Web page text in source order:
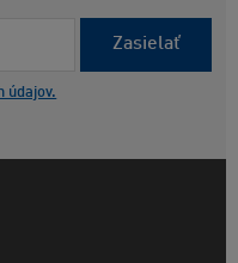
Zasielať
údajov.